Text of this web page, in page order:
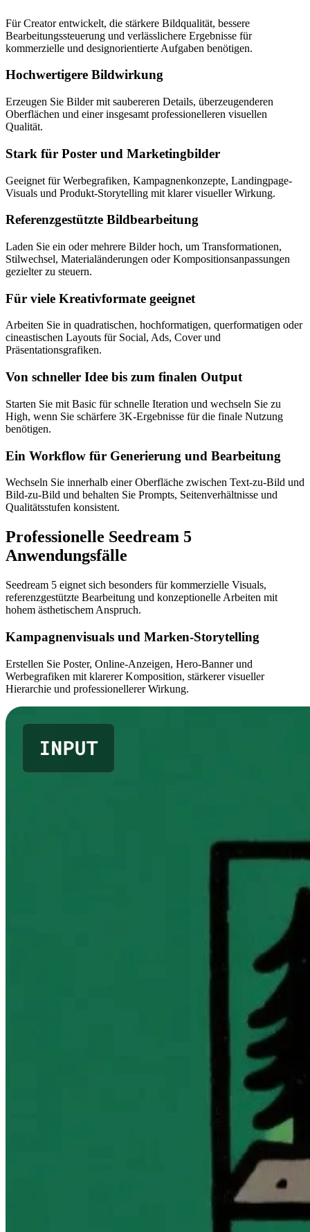
Für Creator entwickelt, die stärkere Bildqualität, bessere
Bearbeitungssteuerung und verlässlichere Ergebnisse für
kommerzielle und designorientierte Aufgaben benötigen.
Hochwertigere Bildwirkung
Erzeugen Sie Bilder mit saubereren Details, überzeugenderen
Oberflächen und einer insgesamt professionelleren visuellen
Qualität.
Stark für Poster und Marketingbilder
Geeignet für Werbegrafiken, Kampagnenkonzepte, Landingpage-
Visuals und Produkt-Storytelling mit klarer visueller Wirkung.
Referenzgestützte Bildbearbeitung
Laden Sie ein oder mehrere Bilder hoch, um Transformationen,
Stilwechsel, Materialänderungen oder Kompositionsanpassungen
gezielter zu steuern.
Für viele Kreativformate geeignet
Arbeiten Sie in quadratischen, hochformatigen, querformatigen oder
cineastischen Layouts für Social, Ads, Cover und
Präsentationsgrafiken.
Von schneller Idee bis zum finalen Output
Starten Sie mit Basic für schnelle Iteration und wechseln Sie zu
High, wenn Sie schärfere 3K-Ergebnisse für die finale Nutzung
benötigen.
Ein Workflow für Generierung und Bearbeitung
Wechseln Sie innerhalb einer Oberfläche zwischen Text-zu-Bild und
Bild-zu-Bild und behalten Sie Prompts, Seitenverhältnisse und
Qualitätsstufen konsistent.
Professionelle Seedream 5
Anwendungsfälle
Seedream 5 eignet sich besonders für kommerzielle Visuals,
referenzgestützte Bearbeitung und konzeptionelle Arbeiten mit
hohem ästhetischem Anspruch.
Kampagnenvisuals und Marken-Storytelling
Erstellen Sie Poster, Online-Anzeigen, Hero-Banner und
Werbegrafiken mit klarerer Komposition, stärkerer visueller
Hierarchie und professionellerer Wirkung.